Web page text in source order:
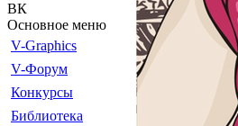
ВК
Основное меню
V-Graphics
V-Форум
Конкурсы
Библиотека